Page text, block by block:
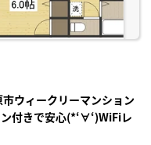
ウィークリーマンション
付きで安心(*‘∀‘)WiFiレ